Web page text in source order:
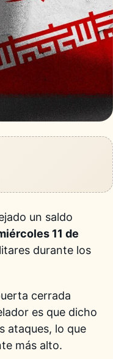
un saldo
11 de
durante los
cerrada
es que dicho
ataques, lo que
más alto.